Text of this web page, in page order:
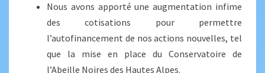
Nous avons apporté une augmentation infime
des cotisations pour permettre
l’autofinancement de nos actions nouvelles, tel
que la mise en place du Conservatoire de
l’Abeille Noires des Hautes Alpes.